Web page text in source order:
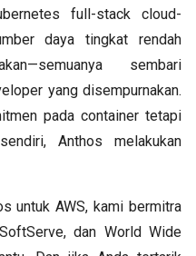
full-stack cloud-
daya tingkat rendah
sembari
yang disempurnakan.
pada container tetapi
Anthos melakukan
untuk AWS, kami bermitra
dan World Wide